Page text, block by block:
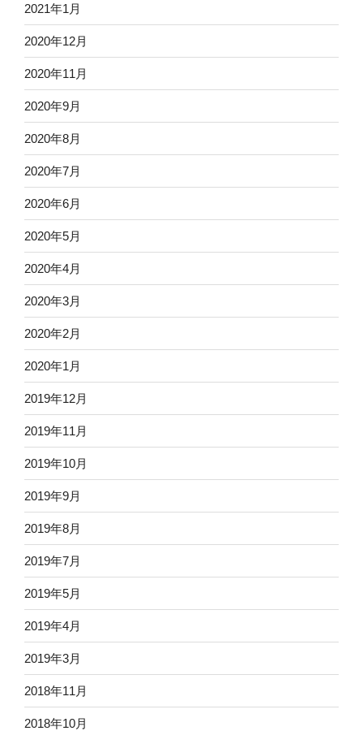
2021年1月
2020年12月
2020年11月
2020年9月
2020年8月
2020年7月
2020年6月
2020年5月
2020年4月
2020年3月
2020年2月
2020年1月
2019年12月
2019年11月
2019年10月
2019年9月
2019年8月
2019年7月
2019年5月
2019年4月
2019年3月
2018年11月
2018年10月